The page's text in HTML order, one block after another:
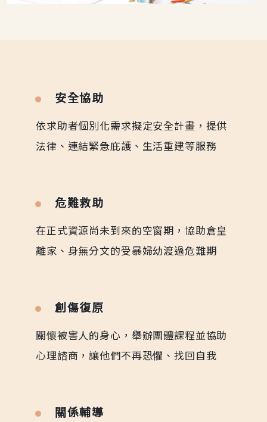
安全協助
依求助者個別化需求擬定安全計畫，提供
法律、連結緊急庇護、生活重建等服務
危難救助
在正式資源尚未到來的空窗期，協助倉皇
離家、身無分文的受暴婦幼渡過危難期
創傷復原
關懷被害人的身心，舉辦團體課程並協助
心理諮商，讓他們不再恐懼、找回自我
關係輔導